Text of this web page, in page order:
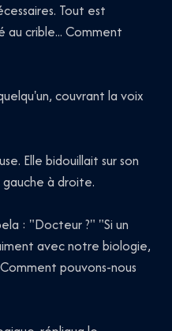
Tout est
au crible... Comment
couvrant la voix
Elle bidouillait sur son
à droite.
: "Docteur ?" "Si un
avec notre biologie,
pouvons-nous